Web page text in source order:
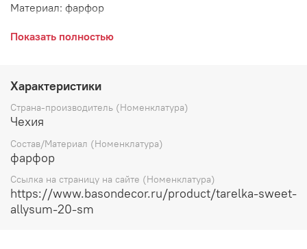
Материал: фарфор
Цвет: белый
Бренд: Bernadotte
Показать полностью
Характеристики
Страна-производитель (Номенклатура)
Чехия
Состав/Материал (Номенклатура)
фарфор
Ссылка на страницу на сайте (Номенклатура)
https://www.basondecor.ru/product/tarelka-sweet-
allysum-20-sm